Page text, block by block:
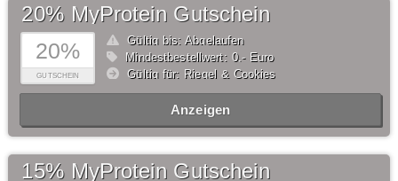
20%
GUTSCHEIN
20% MyProtein Gutschein
Gültig bis: Abgelaufen
Mindestbestellwert: 0,- Euro
Gültig für: Riegel & Cookies
Anzeigen
15% MyProtein Gutschein